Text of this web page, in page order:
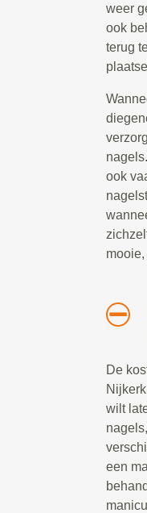
weer
ook
terug
ook
De
wilt
een